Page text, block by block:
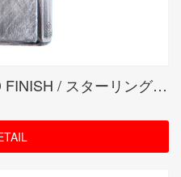
STERLING SILVER USED FINISH / スターリングシルバーユーズドフィニッシュ